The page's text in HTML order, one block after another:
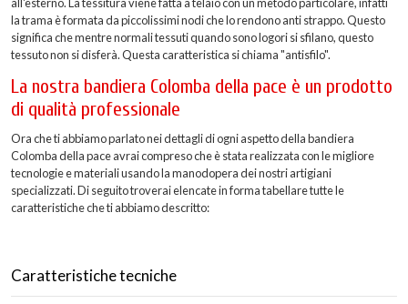
all'esterno. La tessitura viene fatta a telaio con un metodo particolare, infatti
la trama è formata da piccolissimi nodi che lo rendono anti strappo. Questo
significa che mentre normali tessuti quando sono logori si sfilano, questo
tessuto non si disferà. Questa caratteristica si chiama "antisfilo".
La nostra bandiera Colomba della pace è un prodotto
di qualità professionale
Ora che ti abbiamo parlato nei dettagli di ogni aspetto della bandiera
Colomba della pace avrai compreso che è stata realizzata con le migliore
tecnologie e materiali usando la manodopera dei nostri artigiani
specializzati. Di seguito troverai elencate in forma tabellare tutte le
caratteristiche che ti abbiamo descritto:
Caratteristiche tecniche